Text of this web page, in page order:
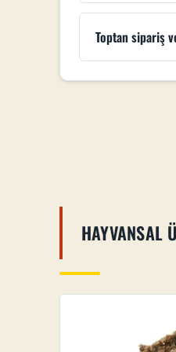
Toptan sipariş
HAYVANSAL